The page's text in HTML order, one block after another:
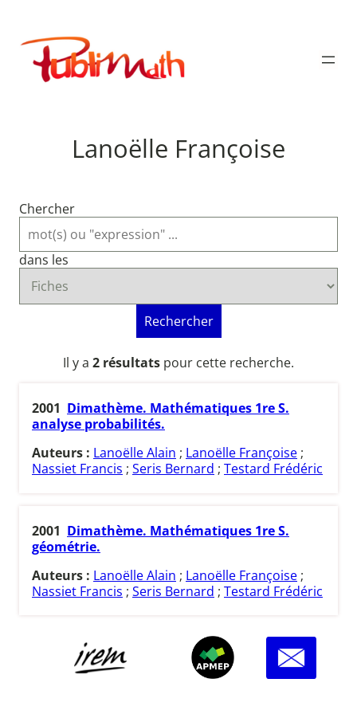
contenu
Publimath
Lanoëlle Françoise
Chercher
dans les
Rechercher
Il y a 2 résultats pour cette recherche.
2001 Dimathème. Mathématiques 1re S.
analyse probabilités.
Auteurs : Lanoëlle Alain ; Lanoëlle Françoise ;
Nassiet Francis ; Seris Bernard ; Testard Frédéric
2001 Dimathème. Mathématiques 1re S.
géométrie.
Auteurs : Lanoëlle Alain ; Lanoëlle Françoise ;
Nassiet Francis ; Seris Bernard ; Testard Frédéric